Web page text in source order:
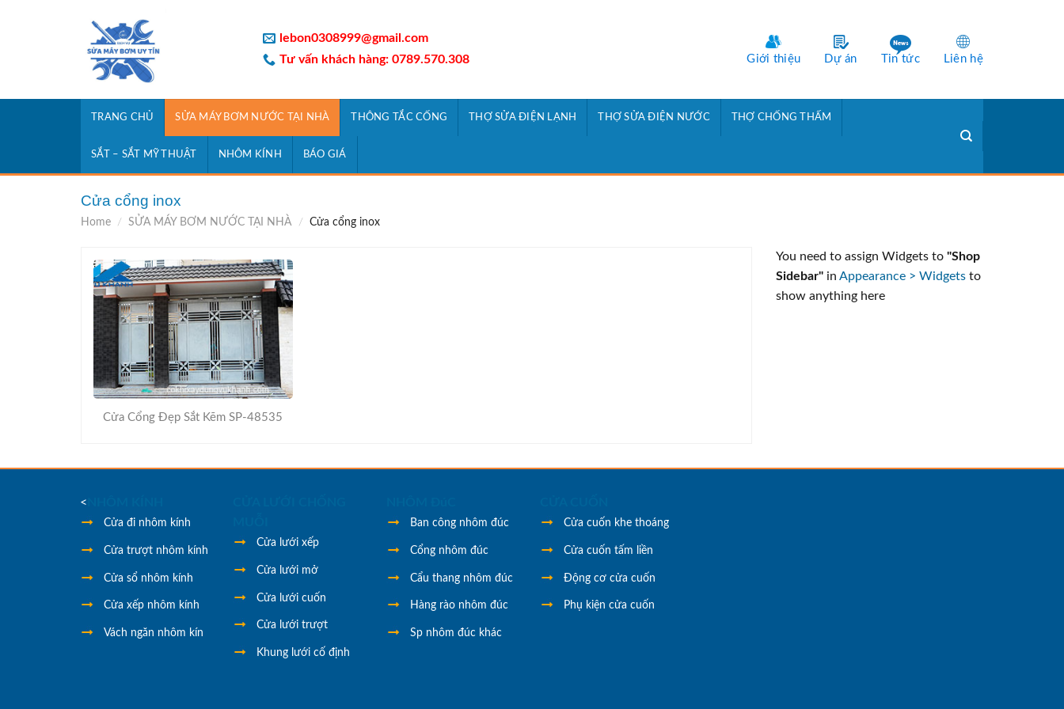
lebon0308999@gmail.com
Tư vấn khách hàng: 0789.570.308
Giới thiệu Dự án Tin tức Liên hệ
TRANG CHỦ SỬA MÁY BƠM NƯỚC TẠI NHÀ THÔNG TẮC CỐNG THỢ SỬA ĐIỆN LẠNH THỢ SỬA ĐIỆN NƯỚC THỢ CHỐNG THẤM
SẮT – SẮT MỸ THUẬT NHÔM KÍNH BÁO GIÁ
Cửa cổng inox
Home / SỬA MÁY BƠM NƯỚC TẠI NHÀ / Cửa cổng inox
Cửa Cổng Đẹp Sắt Kẽm SP-48535
You need to assign Widgets to "Shop
Sidebar"in Appearance > Widgetsto
show anything here
<
Cửa đi nhôm kính
Cửa trượt nhôm kính
Cửa sổ nhôm kính
Cửa xếp nhôm kính
Vách ngăn nhôm kín
Cửa lưới xếp
Cửa lưới mở
Cửa lưới cuốn
Cửa lưới trượt
Khung lưới cố định
Ban công nhôm đúc
Cổng nhôm đúc
Cẩu thang nhôm đúc
Hàng rào nhôm đúc
Sp nhôm đúc khác
Cửa cuốn khe thoáng
Cửa cuốn tấm liền
Động cơ cửa cuốn
Phụ kiện cửa cuốn